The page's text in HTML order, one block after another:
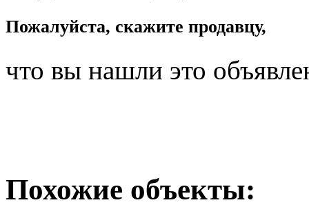
Пожалуйста, скажите продавцу,
что вы нашли это
Похожие объекты: